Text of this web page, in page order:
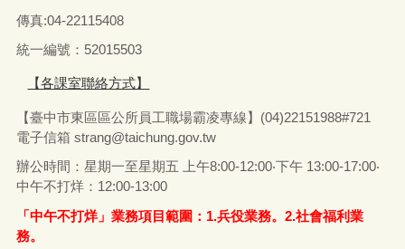
傳真:04-22115408
統一編號：52015503
【各課室聯絡方式】
【臺中市東區區公所員工職場霸凌專線】(04)22151988#721
電子信箱 strang@taichung.gov.tw
辦公時間：星期一至星期五 上午8:00-12:00‧下午 13:00-17:00‧
中午不打烊：12:00-13:00
「中午不打烊」業務項目範圍：1.兵役業務。2.社會福利業
務。